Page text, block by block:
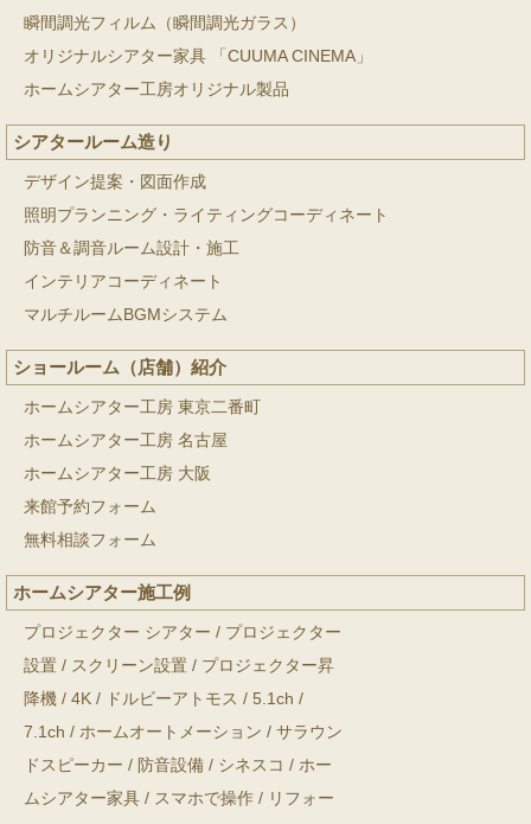
瞬間調光フィルム（瞬間調光ガラス）
オリジナルシアター家具 「CUUMA CINEMA」
ホームシアター工房オリジナル製品
シアタールーム造り
デザイン提案・図面作成
照明プランニング・ライティングコーディネート
防音＆調音ルーム設計・施工
インテリアコーディネート
マルチルームBGMシステム
ショールーム（店舗）紹介
ホームシアター工房 東京二番町
ホームシアター工房 名古屋
ホームシアター工房 大阪
来館予約フォーム
無料相談フォーム
ホームシアター施工例
プロジェクター シアター / プロジェクター
設置 / スクリーン設置 / プロジェクター昇
降機 / 4K / ドルビーアトモス / 5.1ch /
7.1ch / ホームオートメーション / サラウン
ドスピーカー / 防音設備 / シネスコ / ホー
ムシアター家具 / スマホで操作 / リフォー